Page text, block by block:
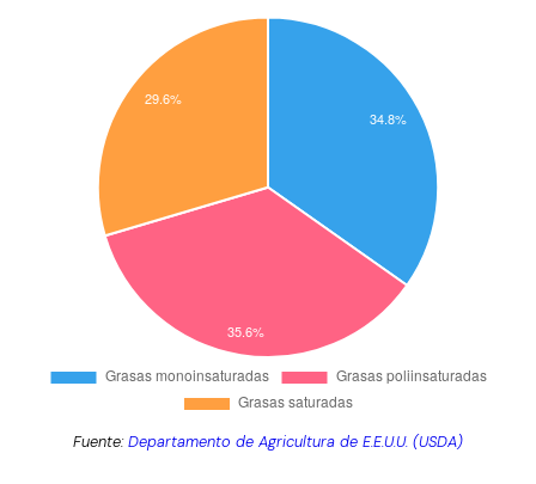
Fuente:Departamento de Agricultura de E.E.U.U. (USDA)